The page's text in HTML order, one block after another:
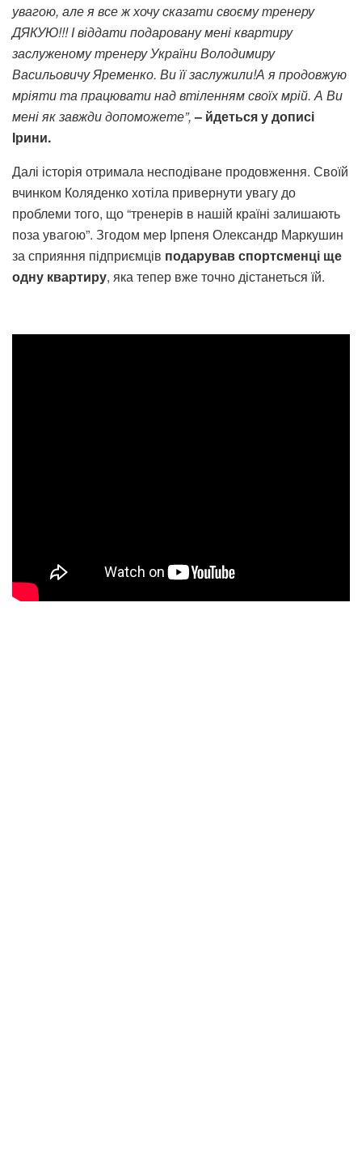
увагою, але я все ж хочу сказати своєму тренеру
ДЯКУЮ!!! І віддати подаровану мені квартиру
заслуженому тренеру України Володимиру
Васильовичу Яременко. Ви її заслужили!А я продовжую
мріяти та працювати над втіленням своїх мрій. А Ви
мені як завжди допоможете”, – йдеться у дописі
Ірини.
Далі історія отримала несподіване продовження. Своїй
вчинком Коляденко хотіла привернути увагу до
проблеми того, що “тренерів в нашій країні залишають
поза увагою”. Згодом мер Ірпеня Олександр Маркушин
за сприяння підприємців подарував спортсменці ще
одну квартиру, яка тепер вже точно дістанеться їй.